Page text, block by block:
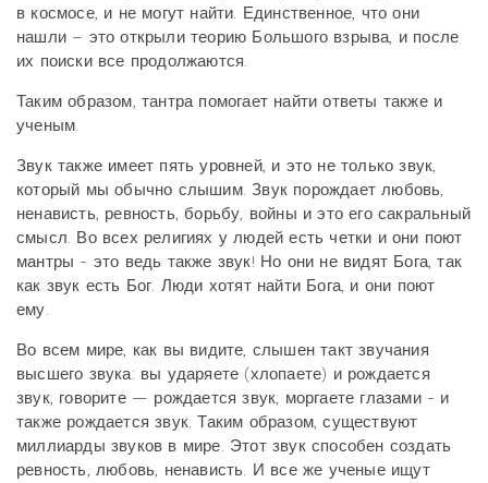
в космосе, и не могут найти. Единственное, что они
нашли – это открыли теорию Большого взрыва, и после
их поиски все продолжаются.
Таким образом, тантра помогает найти ответы также и
ученым.
Звук также имеет пять уровней, и это не только звук,
который мы обычно слышим. Звук порождает любовь,
ненависть, ревность, борьбу, войны и это его сакральный
смысл. Во всех религиях у людей есть четки и они поют
мантры - это ведь также звук! Но они не видят Бога, так
как звук есть Бог. Люди хотят найти Бога, и они поют
ему.
Во всем мире, как вы видите, слышен такт звучания
высшего звука: вы ударяете (хлопаете) и рождается
звук, говорите — рождается звук, моргаете глазами - и
также рождается звук. Таким образом, существуют
миллиарды звуков в мире. Этот звук способен создать
ревность, любовь, ненависть. И все же ученые ищут